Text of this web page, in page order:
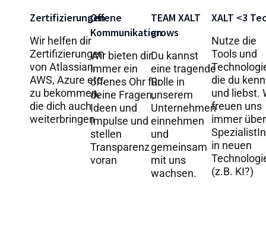
Zertifizierungen
Wir helfen dir
Zertifizierungen
von Atlassian,
AWS, Azure etc.
zu bekommen,
die dich auch
weiterbringen
Offene
Kommunikation
Wir bieten dir
immer ein
offenes Ohr für
deine Fragen,
Ideen und
Impulse und
stellen
Transparenz
voran
TEAM XALT
grows
Du kannst
eine tragende
Rolle in
unserem
Unternehmen
einnehmen
und
gemeinsam
mit uns
wachsen.
XALT <3
Nutze die
Tools und
die du
und liebst.
freuen uns
immer über
in neuen
(z.B. KI?)